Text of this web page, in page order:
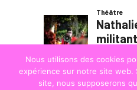
Nous utilisons des cookies
expérience sur notre site web.
site, nous supposerons